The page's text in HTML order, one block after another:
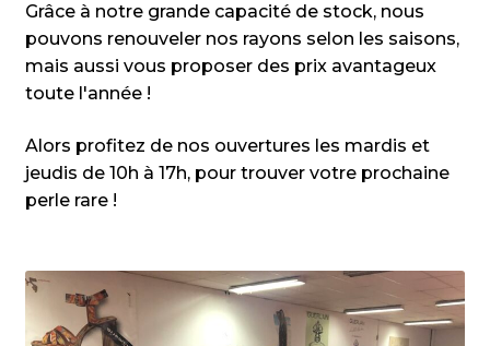
Grâce à notre grande capacité de stock, nous
pouvons renouveler nos rayons selon les saisons,
mais aussi vous proposer des prix avantageux
toute l'année !
Alors profitez de nos ouvertures les mardis et
jeudis de 10h à 17h, pour trouver votre prochaine
perle rare !